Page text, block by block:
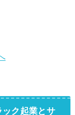
ック起業とサ